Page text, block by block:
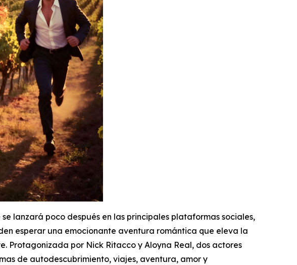
lanzará poco después en las principales plataformas sociales,
esperar una emocionante aventura romántica que eleva la
Protagonizada por Nick Ritacco y Aloyna Real, dos actores
de autodescubrimiento, viajes, aventura, amor y